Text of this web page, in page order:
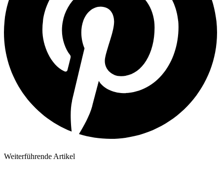
Weiterführende Artikel